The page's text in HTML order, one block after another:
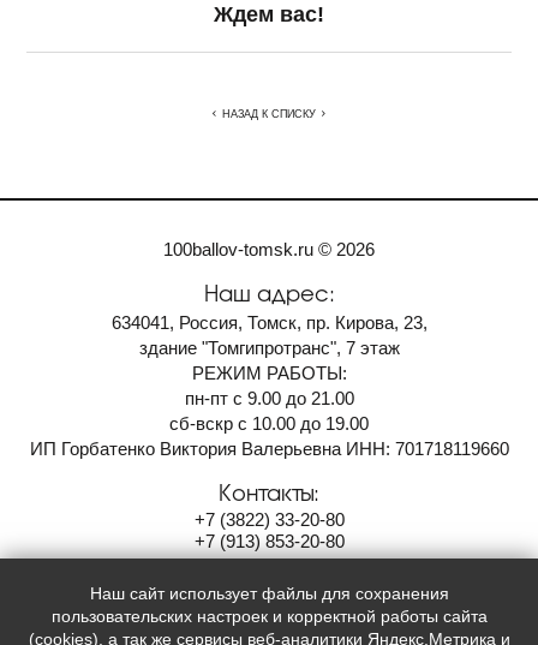
Ждем вас!
НАЗАД К СПИСКУ
100ballov-tomsk.ru © 2026
Наш адрес:
634041, Россия, Томск, пр. Кирова, 23,
здание "Томгипротранс", 7 этаж
РЕЖИМ РАБОТЫ:
пн-пт с 9.00 до 21.00
сб-вскр с 10.00 до 19.00
ИП Горбатенко Виктория Валерьевна ИНН: 701718119660
Контакты:
+7 (3822) 33-20-80
+7 (913) 853-20-80
100ballov-tomsk@mail.ru
Мы в социальных сетях:
Наш сайт использует файлы для сохранения
пользовательских настроек и корректной работы сайта
(cookies), а так же сервисы веб-аналитики Яндекс.Метрика и